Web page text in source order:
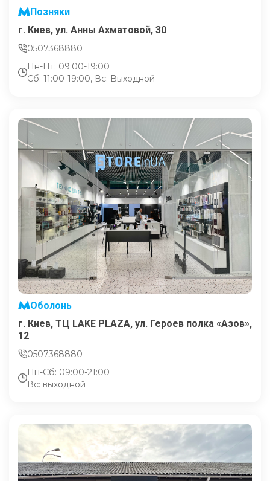
Позняки
г. Киев, ул. Анны Ахматовой, 30
0507368880
Пн-Пт: 09:00-19:00
Сб: 11:00-19:00, Вс: Выходной
Оболонь
г. Киев, ТЦ LAKE PLAZA, ул. Героев полка «Азов»,
12
0507368880
Пн-Сб: 09:00-21:00
Вс: выходной